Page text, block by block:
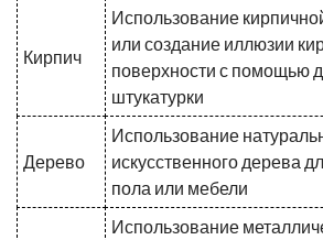
Кирпич
Использование
или создание иллюзии
поверхности с помощью
штукатурки
Дерево
Использование
искусственного дерева
пола или мебели
Использование